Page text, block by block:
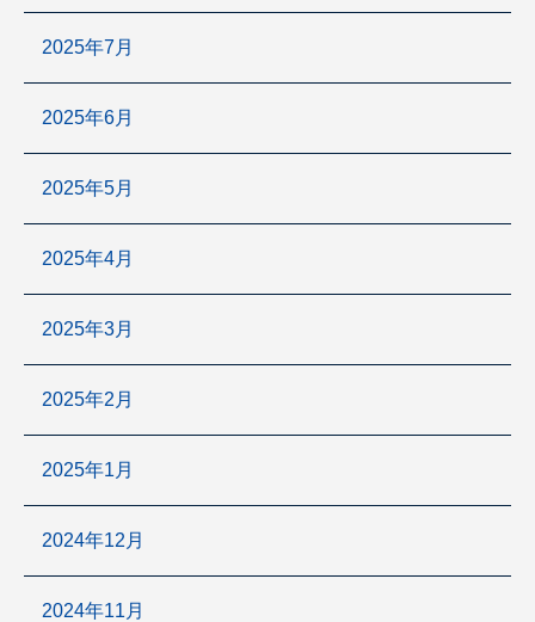
2025年7月
2025年6月
2025年5月
2025年4月
2025年3月
2025年2月
2025年1月
2024年12月
2024年11月